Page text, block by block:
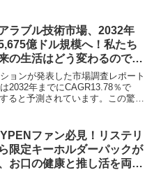
ラブル技術市場、2032年
億ドル規模へ！私たち
の生活はどう変わるのでし
？
ョンが発表した市場調査レポート
2032年までにCAGR13.78％で
ると予測されています。この驚異
市場の未来と私たちの生活への影
ファン必見！リステリ
限定キーホルダーパックが
お口の健康と推し活を両立